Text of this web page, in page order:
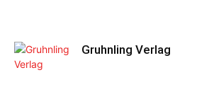
Gruhnling Verlag